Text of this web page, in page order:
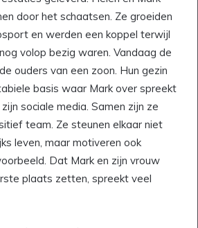
door het schaatsen. Ze groeiden
en werden een koppel terwijl
volop bezig waren. Vandaag de
ouders van een zoon. Hun gezin
basis waar Mark over spreekt
sociale media. Samen zijn ze
team. Ze steunen elkaar niet
leven, maar motiveren ook
Dat Mark en zijn vrouw
plaats zetten, spreekt veel